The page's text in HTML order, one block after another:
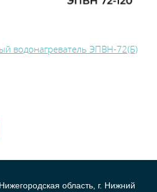
водонагреватель ЭПВН-72(Б)
область, г. Нижний